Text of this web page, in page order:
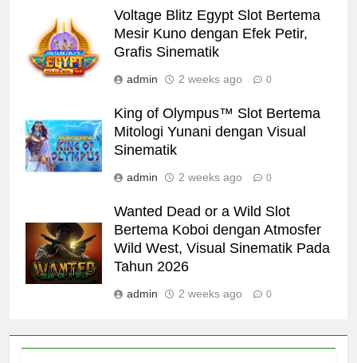
Voltage Blitz Egypt Slot Bertema
Mesir Kuno dengan Efek Petir,
Grafis Sinematik
admin 2 weeks ago 0
King of Olympus™ Slot Bertema
Mitologi Yunani dengan Visual
Sinematik
admin 2 weeks ago 0
Wanted Dead or a Wild Slot
Bertema Koboi dengan Atmosfer
Wild West, Visual Sinematik Pada
Tahun 2026
admin 2 weeks ago 0